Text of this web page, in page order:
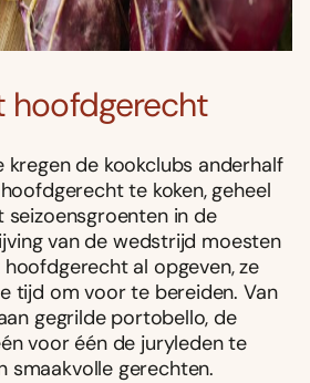
hoofdgerecht
kregen de kookclubs anderhalf
te koken, geheel
in de
van de wedstrijd moesten
al opgeven, ze
tijd om voor te bereiden. Van
gegrilde portobello, de
voor één de juryleden te
smaakvolle gerechten.